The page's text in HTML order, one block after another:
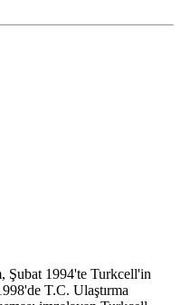
Şubat 1994'te Turkcell'in
T.C. Ulaştırma